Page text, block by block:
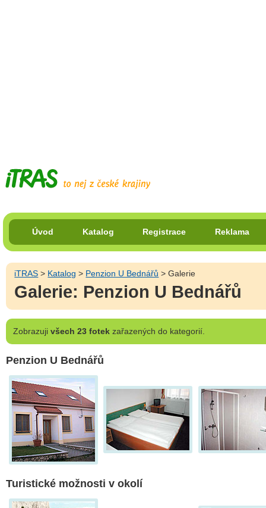
Úvod Katalog Registrace Reklama
iTRAS > Katalog > Penzion U Bednářů > Galerie
Galerie: Penzion U Bednářů
Zobrazuji všech 23 fotekzařazených do kategorií.
Penzion U Bednářů
Turistické možnosti v okolí